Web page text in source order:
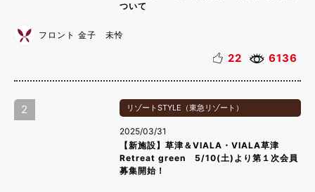
ついて
フロント 金子 未怜
22 6136
2 リゾートSTYLE（東急リゾート）
2025/03/31
【新施設】草津＆VIALA・VIALA草津
Retreat green 5/10(土)より第１次会員
募集開始！